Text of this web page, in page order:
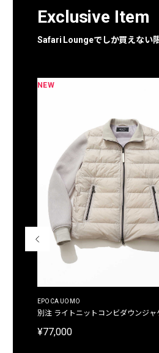
Exclusive Item
Safari Loungeでしか買えない
NEW
EPOCA UOMO
別注 ライトニットコンビダウンジャ
¥77,000